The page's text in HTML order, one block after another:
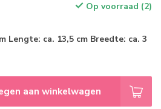
Op voorraad (2)
Lengte: ca. 13,5 cm Breedte: ca. 3
aan winkelwagen